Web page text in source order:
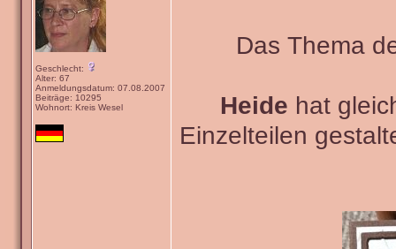
Geschlecht:
Alter: 67
Anmeldungsdatum: 07.08.2007
Beiträge: 10295
Wohnort: Kreis Wesel
Das Thema
Heide hat
Einzelteilen